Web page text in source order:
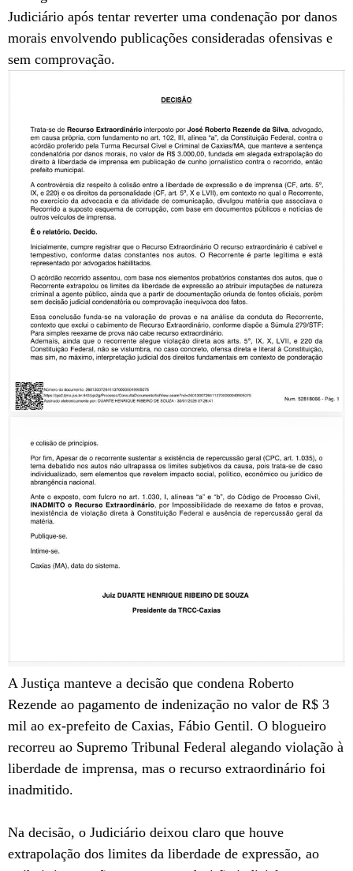
Judiciário após tentar reverter uma condenação por danos
morais envolvendo publicações consideradas ofensivas e
sem comprovação.
A Justiça manteve a decisão que condena Roberto
Rezende ao pagamento de indenização no valor de R$ 3
mil ao ex-prefeito de Caxias, Fábio Gentil. O blogueiro
recorreu ao Supremo Tribunal Federal alegando violação à
liberdade de imprensa, mas o recurso extraordinário foi
inadmitido.
Na decisão, o Judiciário deixou claro que houve
extrapolação dos limites da liberdade de expressão, ao